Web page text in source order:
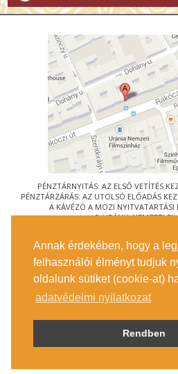
Annak érdekében, hogy a
felhasználói élményt tudjuk
oldalunk sütiket (cookie-at)
adatvédelmi nyilatkozat
Rendben
PÉNZTÁRNYITÁS: AZ ELSŐ VETÍTÉS
PÉNZTÁRZÁRÁS: AZ UTOLSÓ ELŐADÁS
A KÁVÉZÓ A MOZI NYITVATARTÁSI
© URÁNIA NEMZETI
1088 BUDAPEST,
ÍRJON NEKÜNK!
KÖZÉRDEKŰ